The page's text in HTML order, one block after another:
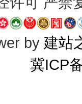
by 建站
冀ICP